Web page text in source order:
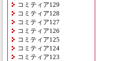
コミティア129
コミティア128
コミティア127
コミティア126
コミティア125
コミティア124
コミティア123